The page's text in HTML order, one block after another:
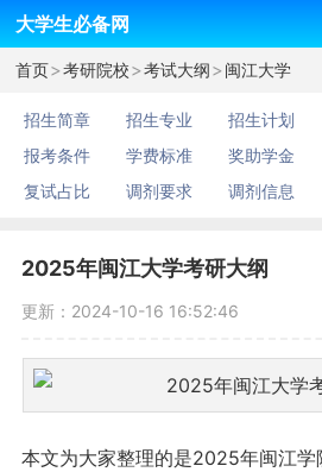
大学生必备网
首页>考研院校>考试大纲>闽江大学
招生简章 招生专业 招生计划
报考条件
学费标准 奖助学金
复试占比
调剂要求 调剂信息
2025年闽江大学考研大纲
更新：2024-10-16 16:52:46
本文为大家整理的是2025年闽江学